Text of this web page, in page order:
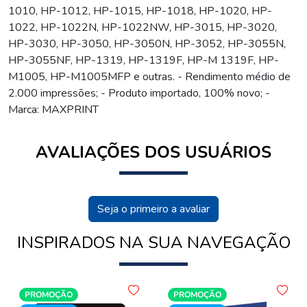
1010, HP-1012, HP-1015, HP-1018, HP-1020, HP-
1022, HP-1022N, HP-1022NW, HP-3015, HP-3020,
HP-3030, HP-3050, HP-3050N, HP-3052, HP-3055N,
HP-3055NF, HP-1319, HP-1319F, HP-M 1319F, HP-
M1005, HP-M1005MFP e outras. - Rendimento médio de
2.000 impressões; - Produto importado, 100% novo; -
Marca: MAXPRINT
AVALIAÇÕES DOS USUÁRIOS
Seja o primeiro a avaliar
INSPIRADOS NA SUA NAVEGAÇÃO
PROMOÇÃO
PROMOÇÃO